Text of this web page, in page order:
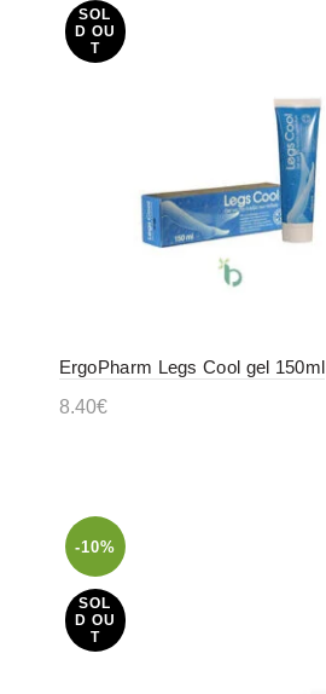
SOL
D OU
T
ErgoPharm Legs Cool gel 150ml
8.40€
-10%
SOL
D OU
T